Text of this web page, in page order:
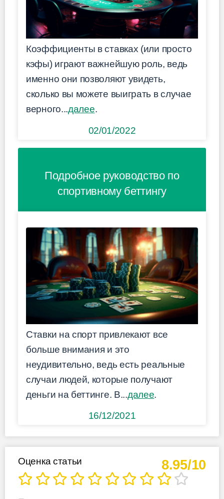
Коэффициенты в ставках (или просто
кэфы) играют важнейшую роль, ведь
именно они позволяют увидеть,
сколько вы можете выиграть в случае
верного...далее.
02/01/2022
Подробное руководство по
спортивному беттингу
Ставки на спорт привлекают все
больше внимания и это
неудивительно, ведь есть реальные
случаи людей, которые получают
деньги на беттинге. В...далее.
16/12/2021
8.95/10
Оценка статьи